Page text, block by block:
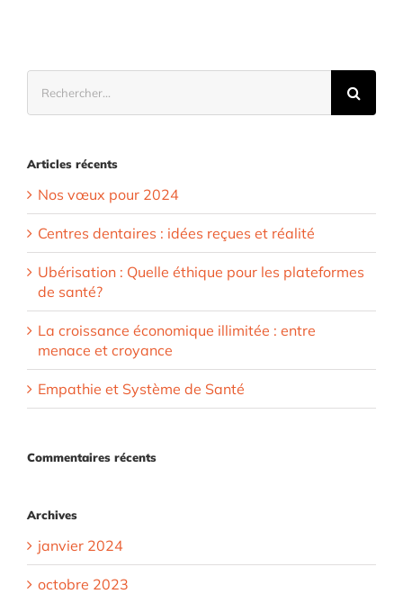
Articles récents
Nos vœux pour 2024
Centres dentaires : idées reçues et réalité
Ubérisation : Quelle éthique pour les plateformes
de santé?
La croissance économique illimitée : entre
menace et croyance
Empathie et Système de Santé
Commentaires récents
Archives
janvier 2024
octobre 2023